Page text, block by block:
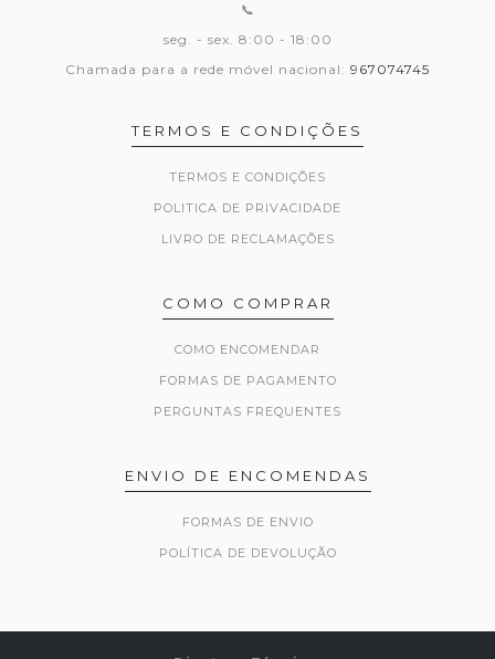
📞
seg. - sex. 8:00 - 18:00
Chamada para a rede móvel nacional: 967074745
TERMOS E CONDIÇÕES
TERMOS E CONDIÇÕES
POLITICA DE PRIVACIDADE
LIVRO DE RECLAMAÇÕES
COMO COMPRAR
COMO ENCOMENDAR
FORMAS DE PAGAMENTO
PERGUNTAS FREQUENTES
ENVIO DE ENCOMENDAS
FORMAS DE ENVIO
POLÍTICA DE DEVOLUÇÃO